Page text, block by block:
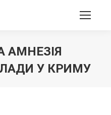
АМНЕЗІЯ
У КРИМУ